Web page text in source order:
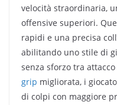
velocità straordinaria,
offensive superiori.
rapidi e una precisa
abilitando uno stile di
senza sforzo tra
grip migliorata, i
di colpi con maggiore